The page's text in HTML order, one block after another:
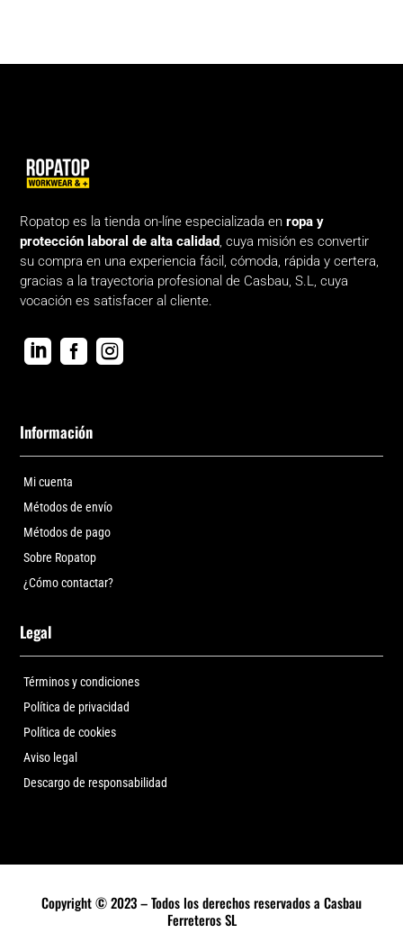
Ropatop es la tienda on-líne especializada enropa y
protección laboral de alta calidad, cuya misión es convertir
su compra en una experiencia fácil, cómoda, rápida y certera,
gracias a la trayectoria profesional de Casbau, S.L, cuya
vocación es satisfacer al cliente.
  
Información
Mi cuenta
Métodos de envío
Métodos de pago
Sobre Ropatop
¿Cómo contactar?
Legal
Términos y condiciones
Política de privacidad
Política de cookies
Aviso legal
Descargo de responsabilidad
Copyright © 2023 – Todos los derechos reservados a Casbau
Ferreteros SL